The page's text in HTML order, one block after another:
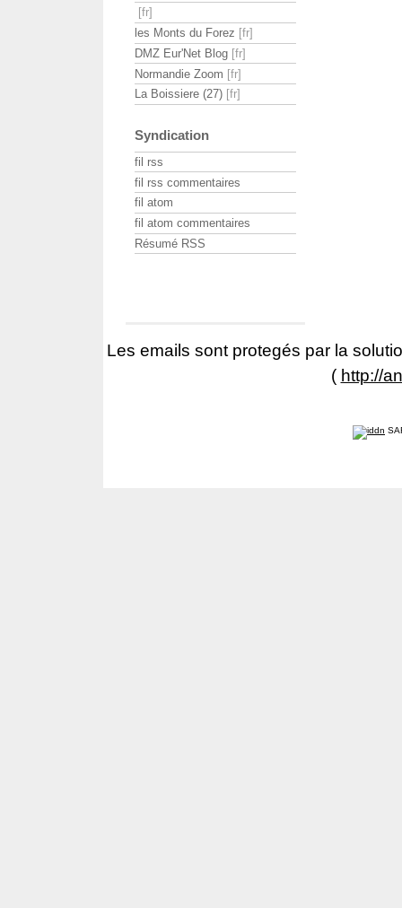
les Monts du Forez
DMZ Eur'Net Blog
Normandie Zoom
La Boissiere (27)
Syndication
fil rss
fil rss commentaires
fil atom
fil atom commentaires
Résumé RSS
Les emails sont protegés par la
( http://